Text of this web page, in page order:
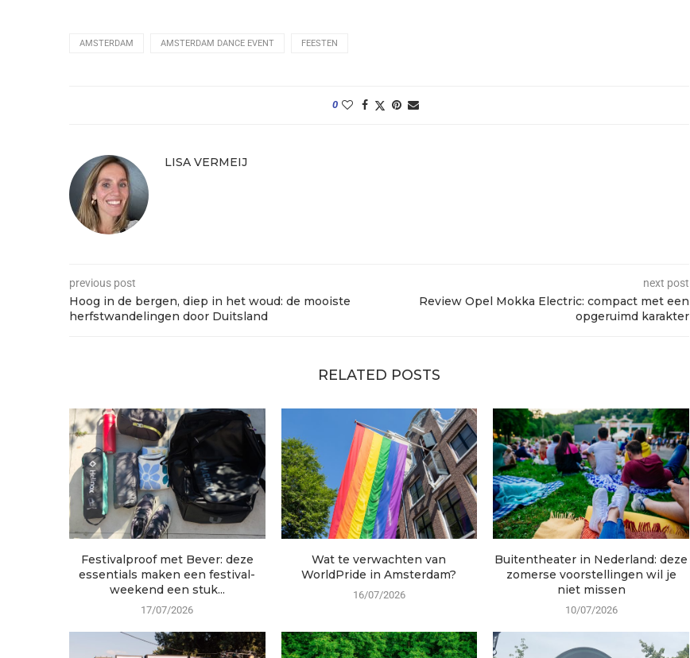
AMSTERDAM AMSTERDAM DANCE EVENT FEESTEN
0
LISA VERMEIJ
previous post
Hoog in de bergen, diep in het woud: de mooiste
herfstwandelingen door Duitsland
next post
Review Opel Mokka Electric: compact met een
opgeruimd karakter
RELATED POSTS
Festivalproof met Bever: deze
essentials maken een festival-
weekend een stuk...
17/07/2026
Wat te verwachten van
WorldPride in Amsterdam?
16/07/2026
Buitentheater in Nederland: deze
zomerse voorstellingen wil je
niet missen
10/07/2026